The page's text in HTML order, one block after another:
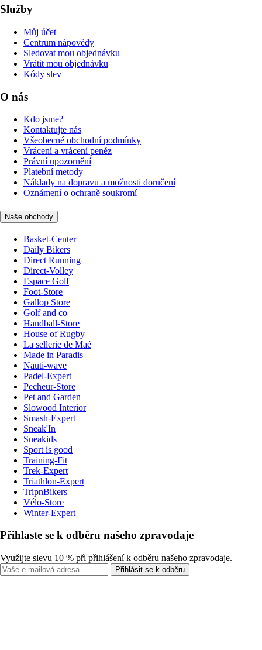
Služby
Můj účet
Centrum nápovědy
Sledovat mou objednávku
Vrátit mou objednávku
Kódy slev
O nás
Kdo jsme?
Kontaktujte nás
Všeobecné obchodní podmínky
Vrácení a vrácení peněz
Právní upozornění
Platební metody
Náklady na dopravu a možnosti doručení
Oznámení o ochraně soukromí
Naše obchody
Basket-Center
Daily Bikers
Direct Running
Direct-Volley
Espace Golf
Foot-Store
Gallop Store
Golf and co
Handball-Store
House of Rugby
La sellerie de Maé
Made in Paradis
Nauti-wave
Padel-Expert
Pecheur-Store
Pet and Garden
Slowood Interior
Smash-Expert
Sneak'In
Sneakids
Sport is good
Training-Fit
Trek-Expert
Triathlon-Expert
TripnBikers
Vélo-Store
Winter-Expert
Přihlaste se k odběru našeho zpravodaje
Využijte slevu 10 % při přihlášení k odběru našeho zpravodaje.
Přihlásit se k odběru